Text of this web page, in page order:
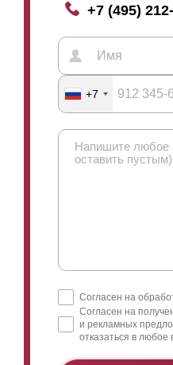
+7 (495)
+7
Согласен на
Согласен на
и рекламных
отказаться в любое